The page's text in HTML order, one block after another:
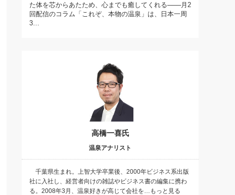
橋一喜の『これぞ！"本物の温泉"』(157)
た体を芯からあたため、心までも癒してくれる───月2
回配信のコラム「これぞ、本物の温泉」は、日本一周
3…
高橋一喜氏
温泉アナリスト
千葉県生まれ。上智大学卒業後、2000年ビジネス系出版
社に入社し、経営者向けの雑誌やビジネス書の編集に携わ
る。2008年3月、温泉好きが高じて会社を…もっと見る